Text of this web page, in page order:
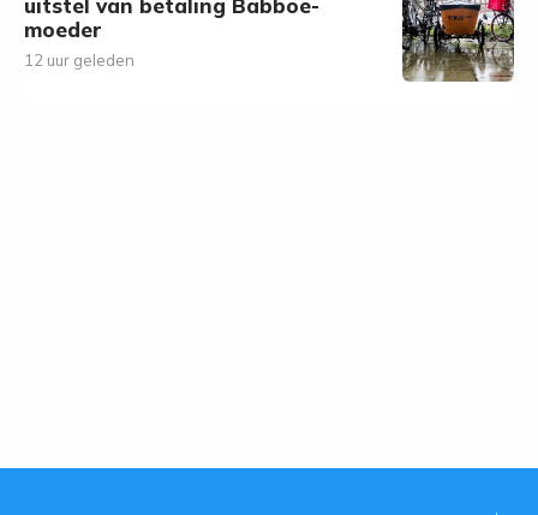
uitstel van betaling Babboe-
moeder
12 uur geleden